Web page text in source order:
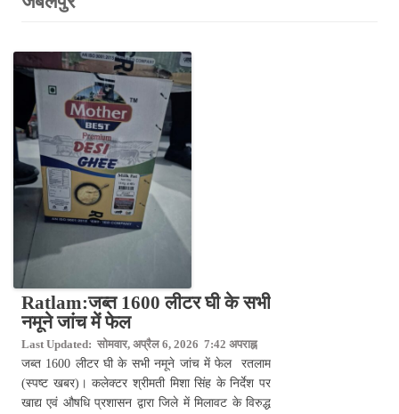
Ratlam:जब्त 1600 लीटर घी के सभी
नमूने जांच में फेल
Last Updated: सोमवार, अप्रैल 6, 2026 7:42 अपराह्न
जब्त 1600 लीटर घी के सभी नमूने जांच में फेल रतलाम
(स्पष्ट खबर)। कलेक्टर श्रीमती मिशा सिंह के निर्देश पर
खाद्य एवं औषधि प्रशासन द्वारा जिले में मिलावट के विरुद्ध